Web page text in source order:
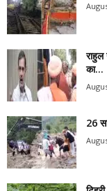
का...
26